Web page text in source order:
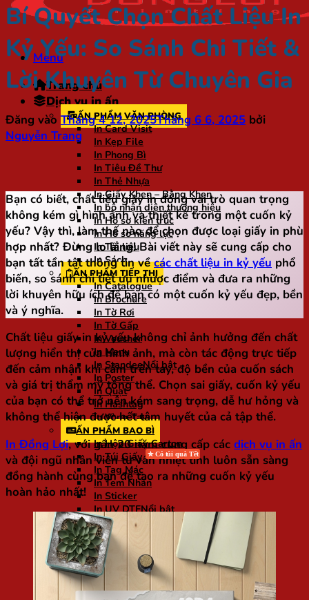
Menu
Trang chủ
Dịch vụ in ấn
ẤN PHẨM VĂN PHÒNG
In Card Visit
In Kẹp File
In Phong Bì
In Tiêu Đề Thư
In Thẻ Nhựa
In Giấy Khen – Bằng Khen
In bộ nhận diện thương hiệu
In Hồ sơ kiến trúc
In Hồ sơ năng lực
In Tài liệu
In Sách
ẤN PHẨM TIẾP THỊ
In Catalogue
In Brochure
In Tờ Rơi
In Tờ Gấp
In Voucher
In Menu
In Standee
In Poster
In Quạt
In Hashtag
In Vòng Tay
ẤN PHẨM BAO BÌ
In Hộp Giấy Carton
In Túi Giấy
In Tag Mác
In Tem Nhãn
In Sticker
In UV DTF
In Tem Nhựa Phủ Epoxy
ẤN PHẨM KHÁC
In Biểu Mẫu
In Kỷ Yếu
In Lì Xì
In Lịch
Bí Quyết Chọn Chất Liệu In
Kỷ Yếu: So Sánh Chi Tiết &
Lời Khuyên Từ Chuyên Gia
Đăng vào Tháng 4 12, 2025Tháng 6 6, 2025 bởi
Nguyễn Trang
Bạn có biết, chất liệu giấy in đóng vai trò quan trọng
không kém gì hình ảnh và thiết kế trong một cuốn kỷ
yếu? Vậy thì, làm thế nào để chọn được loại giấy in phù
hợp nhất? Đừng lo lắng! Bài viết này sẽ cung cấp cho
bạn tất tần tật thông tin vềcác chất liệu in kỷ yếu phổ
biến, so sánh chi tiết ưu nhược điểm và đưa ra những
lời khuyên hữu ích để bạn có một cuốn kỷ yếu đẹp, bền
và ý nghĩa.
Chất liệu giấy in kỷ yếu không chỉ ảnh hưởng đến chất
lượng hiển thị của hình ảnh, mà còn tác động trực tiếp
đến cảm nhận khi cầm trên tay, độ bền của cuốn sách
và giá trị thẩm mỹ tổng thể. Chọn sai giấy, cuốn kỷ yếu
của bạn có thể trở nên kém sang trọng, dễ hư hỏng và
không thể hiện được hết tâm huyết của cả tập thể.
In Đồng Lợi, với gần 20 năm cung cấp các dịch vụ in ấn
và đội ngũ nhân viên tư vấn nhiệt tình luôn sẵn sàng
đồng hành cùng bạn để tạo ra những cuốn kỷ yếu
hoàn hảo nhất!